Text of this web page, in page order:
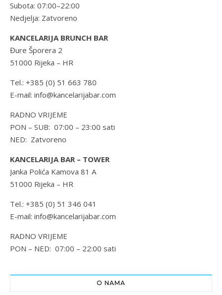
Subota: 07:00–22:00
Nedjelja: Zatvoreno
KANCELARIJA BRUNCH BAR
Đure Šporera 2
51000 Rijeka – HR
Tel.: +385 (0) 51 663 780
E-mail: info@kancelarijabar.com
RADNO VRIJEME
PON – SUB: 07:00 – 23:00 sati
NED: Zatvoreno
KANCELARIJA BAR – TOWER
Janka Polića Kamova 81 A
51000 Rijeka – HR
Tel.: +385 (0) 51 346 041
E-mail: info@kancelarijabar.com
RADNO VRIJEME
PON – NED: 07:00 – 22:00 sati
O NAMA